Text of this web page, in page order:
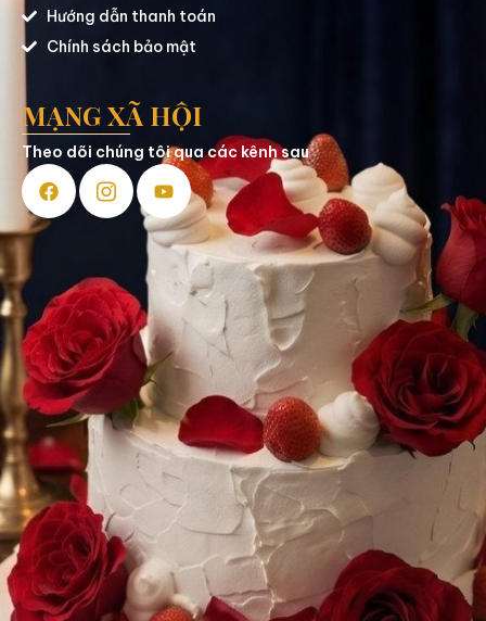
Hướng dẫn thanh toán
Chính sách bảo mật
MẠNG XÃ HỘI
Theo dõi chúng tôi qua các kênh sau